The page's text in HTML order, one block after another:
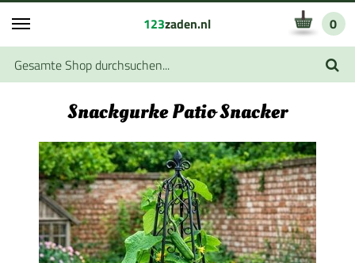
123zaden.nl 0
Snackgurke Patio Snacker